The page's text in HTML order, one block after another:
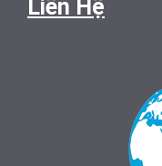
Liên Hệ